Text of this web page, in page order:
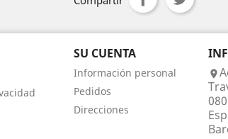
SU CUENTA
Información personal
Pedidos
Direcciones
